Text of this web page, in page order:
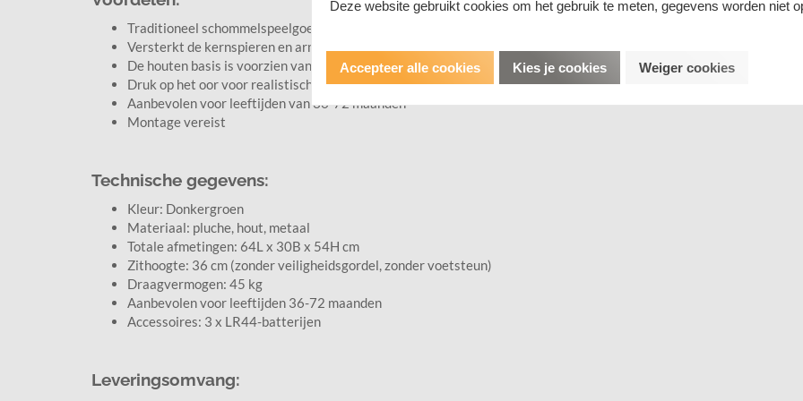
Traditioneel schommelspeelgoed met een leuk triceratops-ontwerp
Versterkt de kernspieren en armen tijdens de beweging, helpt ook het evenwicht te verbeteren
De houten basis is voorzien van twee gebogen rails waarmee het speelgoed voorwaarts en achterwaarts kan
Druk op het oor voor realistische dierengeluiden
Aanbevolen voor leeftijden van 36-72 maanden
Montage vereist
Technische gegevens:
Kleur: Donkergroen
Materiaal: pluche, hout, metaal
Totale afmetingen: 64L x 30B x 54H cm
Zithoogte: 36 cm (zonder veiligheidsgordel, zonder voetsteun)
Draagvermogen: 45 kg
Aanbevolen voor leeftijden 36-72 maanden
Accessoires: 3 x LR44-batterijen
Leveringsomvang:
Deze website gebruikt cookies om het gebruik te meten, gegevens worden niet
Accepteer alle cookies Kies je cookies Weiger cookies